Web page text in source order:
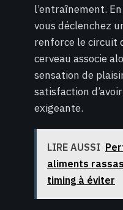
l’entraînement.
vous déclenchez
renforce le circuit
cerveau associe
sensation de
satisfaction
exigeante.
LIRE AUSSI
aliments
timing à éviter